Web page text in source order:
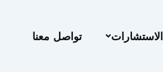
الاستشارات تواصل معنا